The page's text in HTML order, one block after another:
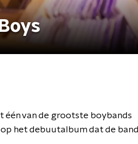
van de grootste boybands
het debuutalbum dat de band